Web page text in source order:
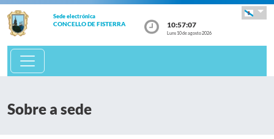
Sede electrónica
CONCELLO DE FISTERRA 10:57:08
Luns 10 de agosto 2026
Sobre a sede